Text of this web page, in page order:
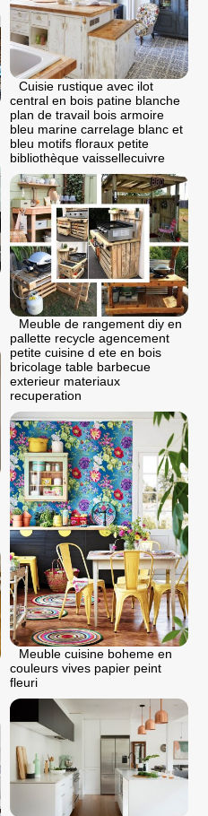
Cuisie rustique avec ilot
central en bois patine blanche
plan de travail bois armoire
bleu marine carrelage blanc et
bleu motifs floraux petite
bibliothèque vaissellecuivre
Meuble de rangement diy en
pallette recycle agencement
petite cuisine d ete en bois
bricolage table barbecue
exterieur materiaux
recuperation
Meuble cuisine boheme en
couleurs vives papier peint
fleuri